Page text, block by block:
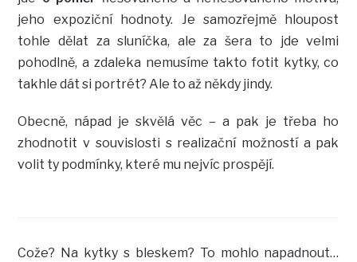
jeho expoziční hodnoty. Je samozřejmě hloupost
tohle dělat za sluníčka, ale za šera to jde velmi
pohodlně, a zdaleka nemusíme takto fotit kytky, co
takhle dát si portrét? Ale to až někdy jindy.
Obecně, nápad je skvělá věc – a pak je třeba ho
zhodnotit v souvislosti s realizační možností a pak
volit ty podmínky, které mu nejvíc prospějí.
Cože? Na kytky s bleskem? To mohlo napadnout…